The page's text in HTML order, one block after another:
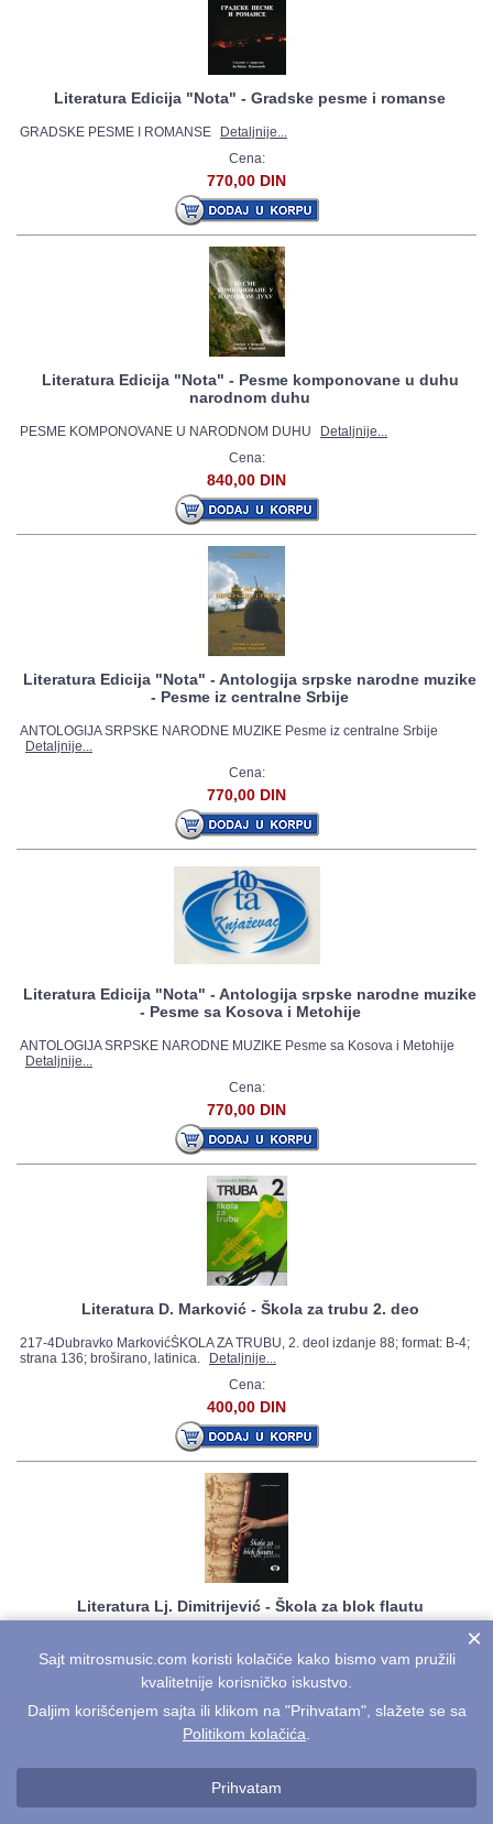
Literatura Edicija "Nota" - Gradske pesme i romanse
GRADSKE PESME I ROMANSE
Detaljnije...
Cena:
770,00 DIN
Literatura Edicija "Nota" - Pesme komponovane u duhu
narodnom duhu
PESME KOMPONOVANE U NARODNOM DUHU
Detaljnije...
Cena:
840,00 DIN
Literatura Edicija "Nota" - Antologija srpske narodne muzike
- Pesme iz centralne Srbije
ANTOLOGIJA SRPSKE NARODNE MUZIKE Pesme iz centralne Srbije
Detaljnije...
Cena:
770,00 DIN
Literatura Edicija "Nota" - Antologija srpske narodne muzike
- Pesme sa Kosova i Metohije
ANTOLOGIJA SRPSKE NARODNE MUZIKE Pesme sa Kosova i Metohije
Detaljnije...
Cena:
770,00 DIN
Literatura D. Marković - Škola za trubu 2. deo
217-4Dubravko MarkovićŠKOLA ZA TRUBU, 2. deoI izdanje 88; format: B-4;
strana 136; broširano, latinica.
Detaljnije...
Cena:
400,00 DIN
Literatura Lj. Dimitrijević - Škola za blok flautu
OMŠ i 1. i 2. razreda SMŠI izdanje 05; format: B-4; strana 74; broširano,
latinica
600,00 DIN
Prikazano 1 - 50 od96 artikala
×
Sajt mitrosmusic.com koristi kolačiće kako bismo vam pružili
kvalitetnije korisničko iskustvo.
Daljim korišćenjem sajta ili klikom na "Prihvatam", slažete se sa
Politikom kolačića
Prihvatam